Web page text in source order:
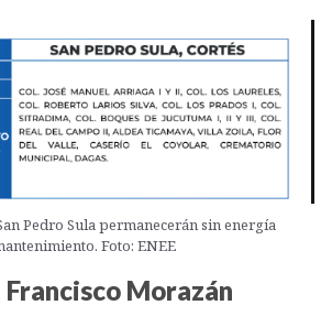
Pedro Sula permanecerán sin energía
Foto: ENEE
Francisco Morazán